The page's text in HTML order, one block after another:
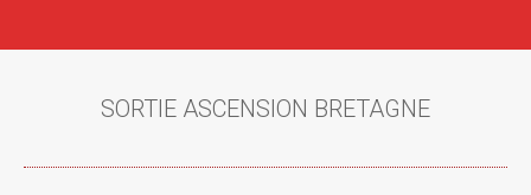
SORTIE ASCENSION BRETAGNE